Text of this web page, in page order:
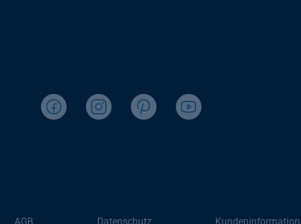
AGB Datenschutz Kundeninformation